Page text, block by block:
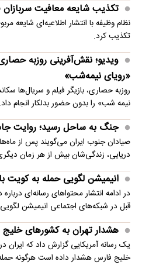
تکذیب شایعه معافیت سربازان
نظام وظیفه با انتشار اطلاعیه‌ای شایعه
تکذیب کرد.
ویدیو؛ نقش‌آفرینی روزبه
«رویای نیمه‌شب»
روزبه حصاری، بازیگر فیلم و سریال‌ها
نیمه شب» را بدون حضور بدلکار انجام داد.
جنگ به ساحل رسید؛ روایت
صیادان جنوب ایران می‌گویند پس از
دریایی، زندگی‌شان بیش از هر زمان
انیمیشن لگویی حمله به کویت
در ادامه انتشار محتواهای رسانه‌ای
قبل در شبکه‌های اجتماعی انیمیشن
هشدار تهران به کشورهای
یک رسانه آمریکایی گزارش داد که
خلیج فارس هشدار داده است هرگونه